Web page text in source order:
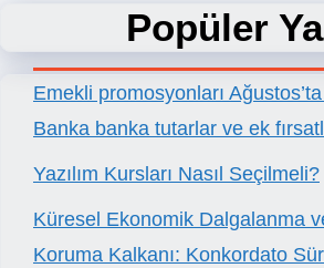
Popüler
Emekli promosyonları
Banka banka tutarlar ve ek
Yazılım Kursları Nasıl Seçilmeli?
Küresel Ekonomik Dalgalanma
Koruma Kalkanı: Konkordato